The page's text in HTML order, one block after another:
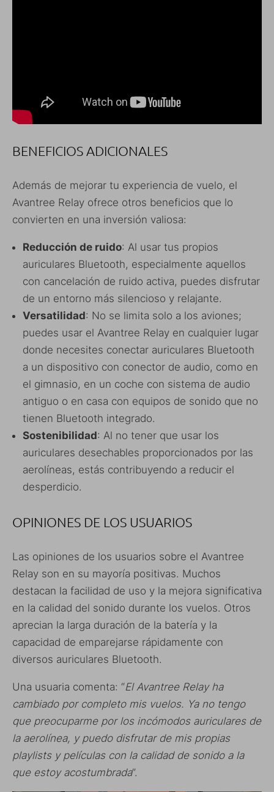
BENEFICIOS ADICIONALES
Además de mejorar tu experiencia de vuelo, el
Avantree Relay ofrece otros beneficios que lo
convierten en una inversión valiosa:
Reducción de ruido: Al usar tus propios
auriculares Bluetooth, especialmente aquellos
con cancelación de ruido activa, puedes disfrutar
de un entorno más silencioso y relajante.
Versatilidad: No se limita solo a los aviones;
puedes usar el Avantree Relay en cualquier lugar
donde necesites conectar auriculares Bluetooth
a un dispositivo con conector de audio, como en
el gimnasio, en un coche con sistema de audio
antiguo o en casa con equipos de sonido que no
tienen Bluetooth integrado.
Sostenibilidad: Al no tener que usar los
auriculares desechables proporcionados por las
aerolíneas, estás contribuyendo a reducir el
desperdicio.
OPINIONES DE LOS USUARIOS
Las opiniones de los usuarios sobre el Avantree
Relay son en su mayoría positivas. Muchos
destacan la facilidad de uso y la mejora significativa
en la calidad del sonido durante los vuelos. Otros
aprecian la larga duración de la batería y la
capacidad de emparejarse rápidamente con
diversos auriculares Bluetooth.
Una usuaria comenta: “El Avantree Relay ha
cambiado por completo mis vuelos. Ya no tengo
que preocuparme por los incómodos auriculares de
la aerolínea, y puedo disfrutar de mis propias
playlists y películas con la calidad de sonido a la
que estoy acostumbrada”.